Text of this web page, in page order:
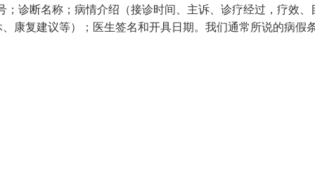
诊断名称；病情介绍（接诊时间、主诉、诊疗经过，疗效、
康复建议等）；医生签名和开具日期。我们通常所说的病假